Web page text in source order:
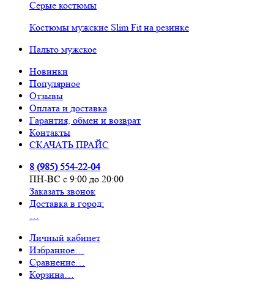
Серые костюмы
Костюмы мужские Slim Fit на резинке
Пальто мужское
Новинки
Популярное
Отзывы
Оплата и доставка
Гарантия, обмен и возврат
Контакты
СКАЧАТЬ ПРАЙС
8 (985) 554-22-04
ПН-ВС с 9:00 до 20:00
Заказать звонок
Доставка в город:
…
Личный кабинет
Избранное…
Сравнение…
Корзина…